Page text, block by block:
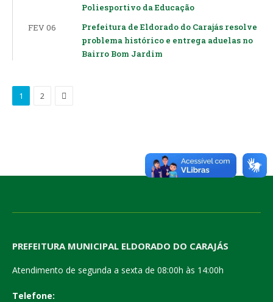
Poliesportivo da Educação
FEV 06
Prefeitura de Eldorado do Carajás resolve
problema histórico e entrega aduelas no
Bairro Bom Jardim
1 2 Proximo
PREFEITURA MUNICIPAL ELDORADO DO CARAJÁS
Atendimento de segunda a sexta de 08:00h às 14:00h
Telefone: